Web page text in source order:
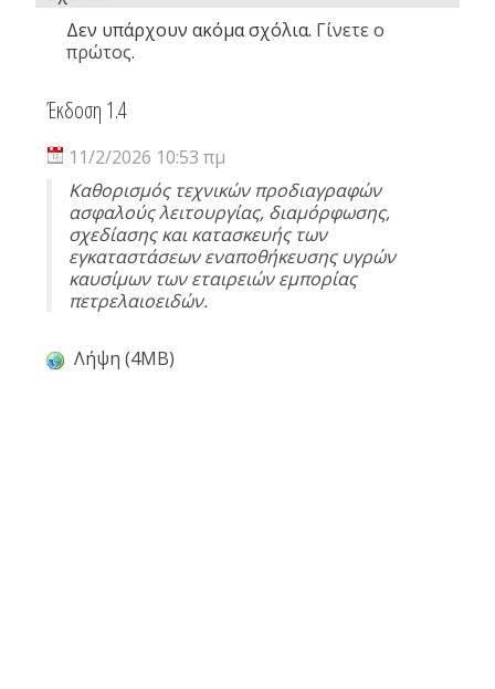
Δεν υπάρχουν ακόμα σχόλια. Γίνετε ο
πρώτος.
Έκδοση 1.4
11/2/2026 10:53 πμ
Καθορισμός τεχνικών προδιαγραφών
ασφαλούς λειτουργίας, διαμόρφωσης,
σχεδίασης και κατασκευής των
εγκαταστάσεων εναποθήκευσης υγρών
καυσίμων των εταιρειών εμπορίας
πετρελαιοειδών.
Λήψη (4MB)